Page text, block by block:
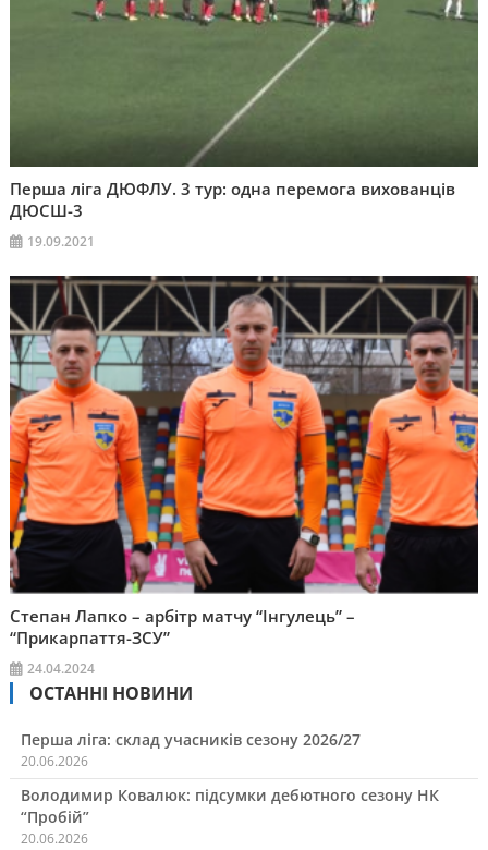
Перша ліга ДЮФЛУ. 3 тур: одна перемога вихованців
ДЮСШ-3
19.09.2021
Степан Лапко – арбітр матчу “Інгулець” –
“Прикарпаття-ЗСУ”
24.04.2024
ОСТАННІ НОВИНИ
Перша ліга: склад учасників сезону 2026/27
20.06.2026
Володимир Ковалюк: підсумки дебютного сезону НК
“Пробій”
20.06.2026